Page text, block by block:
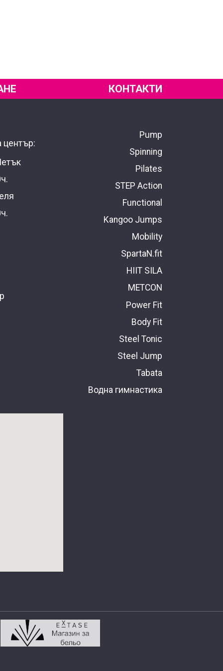
КОНТАКТИ
център:
Pump
Spinning
Pilates
STEP Action
Functional
Kangoo Jumps
Mobility
SpartaN.fit
HIIT SILA
METCON
Power Fit
Body Fit
Steel Tonic
Steel Jump
Tabata
Водна гимнастика